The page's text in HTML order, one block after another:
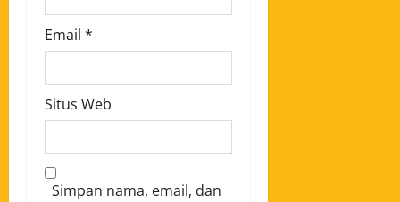
Email *
Situs Web
Simpan nama, email, dan